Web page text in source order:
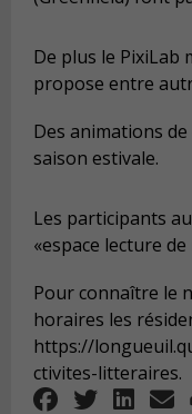
De plus le PixiLab
propose entre
Des animations
saison estivale.
Les participants
«espace lecture
Pour connaître le
horaires les
https://
ctivites-litteraires.